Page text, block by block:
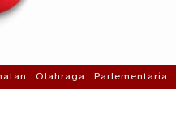
Olahraga Parlementaria